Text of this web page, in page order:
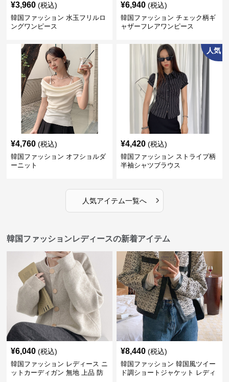
¥3,960 (税込)
韓国ファッション 水玉フリルロ
ングワンピース
¥6,940 (税込)
韓国ファッション チェック柄ギ
ャザーフレアワンピース
¥4,760 (税込)
韓国ファッション オフショルダ
ーニット
人気
¥4,420 (税込)
韓国ファッション ストライプ柄
半袖シャツブラウス
人気アイテム一覧へ ›
韓国ファッションレディースの新着アイテム
¥6,040 (税込)
韓国ファッション レディース ニ
ットカーディガン 無地 上品 防
¥8,440 (税込)
韓国ファッション 韓国風ツイー
ド調ショートジャケット レディ